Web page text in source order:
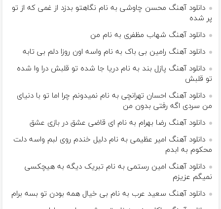
دانلود آهنگ محسن چاوشی به نام نگاهتو بدزد از غمی که از تو
پر شده
دانلود آهنگ شهاب مظفری به نام من
دانلود آهنگ رامین بی باک به نام واسه اون روزا دلم بی تابه
دانلود آهنگ پازل بند به نام درﻳﺎ ﺟﺎ ﺷﺪه ﺗﻮ ﻗﻠﺒﺶ درا وا ﺷﺪه
ﺗﻮ ﻗﻠﺒﺶ
دانلود آهنگ احسان تهرانچی به نام نمیدونم چرا اما تو با دنیای
من سردی اگه رفتی بدون من
دانلود آهنگ رضا بهرام به نام ای قاضی عشق در بازی عشق
دانلود آهنگ امیر عظیمی به نام دلیل خندم روی لبم واسه دلت
محکوم به ابدم
دانلود آهنگ امین رستمی به نام تبریک دیگه به هیچکسی
نمیگم عزیزم
دانلود آهنگ سعید عرب به نام بی خیال همه بودن تو بسه برام